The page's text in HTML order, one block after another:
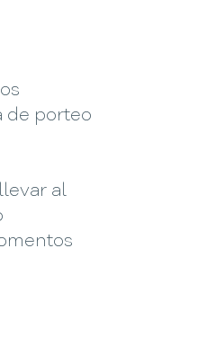
de porteo
al